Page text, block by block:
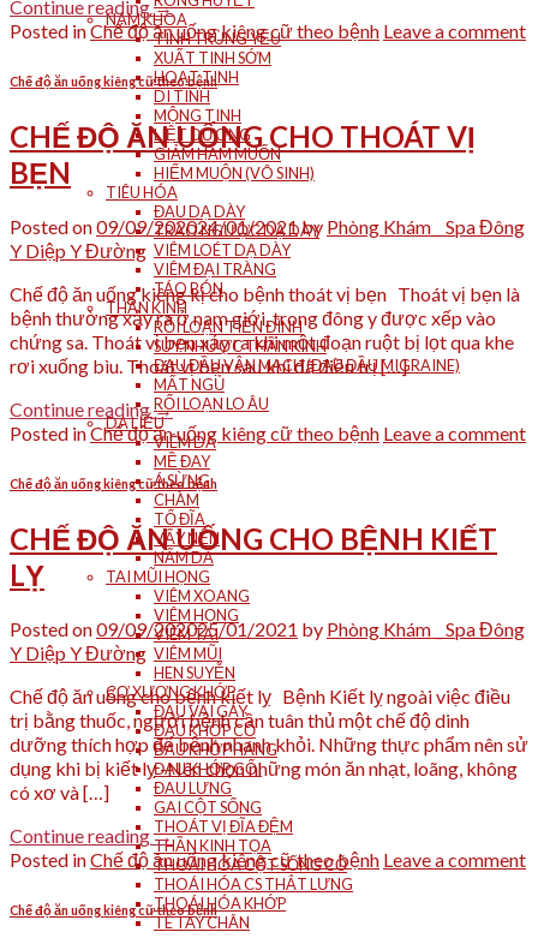
NAM KHOA
TINH TRÙNG YẾU
XUẤT TINH SỚM
HOẠT TINH
DI TINH
MỘNG TINH
LIỆT DƯƠNG
GIẢM HAM MUỐN
HIẾM MUỘN (VÔ SINH)
TIÊU HÓA
ĐAU DẠ DÀY
TRÀO NGƯỢC DẠ DÀY
VIÊM LOÉT DẠ DÀY
VIÊM ĐẠI TRÀNG
TÁO BÓN
THẦN KINH
RỐI LOẠN TIỀN ĐÌNH
SUY NHƯỢC THẦN KINH
ĐAU ĐẦU VẬN MẠCH (ĐAU ĐẦU MIGRAINE)
MẤT NGỦ
RỐI LOẠN LO ÂU
DA LIỄU
VIÊM DA
MỀ ĐAY
Á SỪNG
CHÀM
TỔ ĐĨA
VẨY NẾN
NẤM DA
TAI MŨI HỌNG
VIÊM XOANG
VIÊM HỌNG
VIÊM TAI
VIÊM MŨI
HEN SUYỄN
CƠ XƯƠNG KHỚP
ĐAU VAI GÁY
ĐAU KHỚP CỔ
ĐAU KHỚP HÁNG
ĐAU KHỚP GỐI
ĐAU LƯNG
GAI CỘT SỐNG
THOÁT VỊ ĐĨA ĐỆM
THẦN KINH TỌA
THOÁI HÓA CỘT SỐNG CỔ
THOÁI HÓA CS THẮT LƯNG
THOÁI HÓA KHỚP
TÊ TAY CHÂN
Continue reading→
Posted inChế độ ăn uống kiêng cữ theo bệnh Leave a comment
Chế độ ăn uống kiêng cữ theo bệnh
CHẾ ĐỘ ĂN UỐNG CHO THOÁT VỊ
BẸN
Posted on09/09/202024/01/2021by Phòng Khám _ Spa Đông
Y Diệp Y Đường
Chế độ ăn uống kiêng kị cho bệnh thoát vị bẹn Thoát vị bẹn là
bệnh thường xảy ra ở nam giới, trong đông y được xếp vào
chứng sa. Thoát vị bẹn xảy ra khi một đoạn ruột bị lọt qua khe
rơi xuống bìu. Thoát vị bẹn sau khi đã điều trị […]
Continue reading→
Posted inChế độ ăn uống kiêng cữ theo bệnh Leave a comment
Chế độ ăn uống kiêng cữ theo bệnh
CHẾ ĐỘ ĂN UỐNG CHO BỆNH KIẾT
LỴ
Posted on09/09/202025/01/2021 by Phòng Khám _ Spa Đông
Y Diệp Y Đường
Chế độ ăn uống cho bệnh kiết lỵ Bệnh Kiết lỵ ngoài việc điều
trị bằng thuốc, người bệnh cần tuân thủ một chế độ dinh
dưỡng thích hợp để bệnh nhanh khỏi. Những thực phẩm nên sử
dụng khi bị kiết lỵ -Nên chọn những món ăn nhạt, loãng, không
có xơ và […]
Continue reading→
Posted inChế độ ăn uống kiêng cữ theo bệnh Leave a comment
Chế độ ăn uống kiêng cữ theo bệnh